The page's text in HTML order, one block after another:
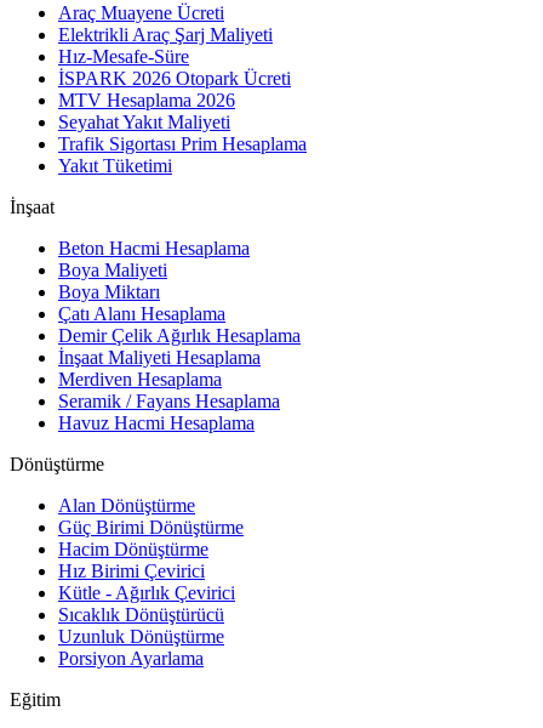
Araç Muayene Ücreti
Elektrikli Araç Şarj Maliyeti
Hız-Mesafe-Süre
İSPARK 2026 Otopark Ücreti
MTV Hesaplama 2026
Seyahat Yakıt Maliyeti
Trafik Sigortası Prim Hesaplama
Yakıt Tüketimi
İnşaat
Beton Hacmi Hesaplama
Boya Maliyeti
Boya Miktarı
Çatı Alanı Hesaplama
Demir Çelik Ağırlık Hesaplama
İnşaat Maliyeti Hesaplama
Merdiven Hesaplama
Seramik / Fayans Hesaplama
Havuz Hacmi Hesaplama
Dönüştürme
Alan Dönüştürme
Güç Birimi Dönüştürme
Hacim Dönüştürme
Hız Birimi Çevirici
Kütle - Ağırlık Çevirici
Sıcaklık Dönüştürücü
Uzunluk Dönüştürme
Porsiyon Ayarlama
Eğitim